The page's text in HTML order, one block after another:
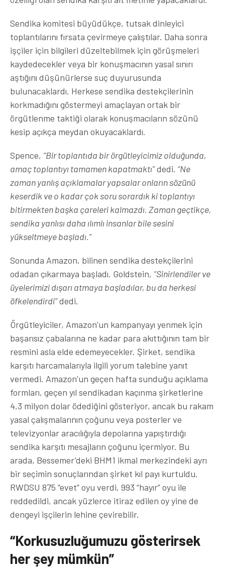
Sendika komitesi büyüdükçe, tutsak dinleyici
toplantılarını fırsata çevirmeye çalıştılar. Daha sonra
işçiler için bilgileri düzeltebilmek için görüşmeleri
kaydedecekler veya bir konuşmacının yasal sınırı
aştığını düşünürlerse suç duyurusunda
bulunacaklardı. Herkese sendika destekçilerinin
korkmadığını göstermeyi amaçlayan ortak bir
örgütlenme taktiği olarak konuşmacıların sözünü
kesip açıkça meydan okuyacaklardı.
Spence, “Bir toplantıda bir örgütleyicimiz olduğunda,
amaç toplantıyı tamamen kapatmaktı”dedi. “Ne
zaman yanlış açıklamalar yapsalar onların sözünü
keserdik ve o kadar çok soru sorardık ki toplantıyı
bitirmekten başka çareleri kalmazdı. Zaman geçtikçe,
sendika yanlısı daha ılımlı insanlar bile sesini
yükseltmeye başladı.”
Sonunda Amazon, bilinen sendika destekçilerini
odadan çıkarmaya başladı. Goldstein, “Sinirlendiler ve
üyelerimizi dışarı atmaya başladılar, bu da herkesi
öfkelendirdi”dedi.
Örgütleyiciler, Amazon’un kampanyayı yenmek için
başarısız çabalarına ne kadar para akıttığının tam bir
resmini asla elde edemeyecekler. Şirket, sendika
karşıtı harcamalarıyla ilgili yorum talebine yanıt
vermedi. Amazon’un geçen hafta sunduğu açıklama
formları, geçen yıl sendikadan kaçınma şirketlerine
4,3 milyon dolar ödediğini gösteriyor, ancak bu rakam
yasal çalışmalarının çoğunu veya posterler ve
televizyonlar aracılığıyla depolarına yapıştırdığı
sendika karşıtı mesajların çoğunu içermiyor. Bu
arada, Bessemer’deki BHM1 ikmal merkezindeki ayrı
bir seçimin sonuçlarından şirket kıl payı kurtuldu.
RWDSU 875 “evet” oyu verdi, 993 “hayır” oyu ile
reddedildi, ancak yüzlerce itiraz edilen oy yine de
dengeyi işçilerin lehine çevirebilir.
“Korkusuzluğumuzu gösterirsek
her şey mümkün”